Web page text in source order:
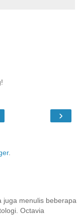
›
.
juga menulis beberapa
Octavia